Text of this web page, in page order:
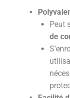
Peut
de